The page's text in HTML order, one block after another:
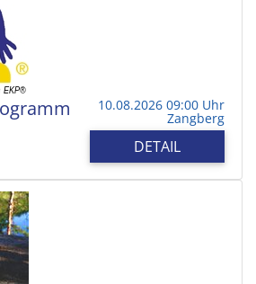
10.08.2026 09:00 Uhr
Zangberg
DETAIL